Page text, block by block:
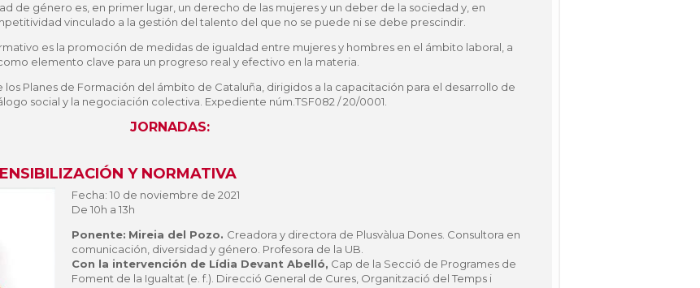
de género es, en primer lugar, un derecho de las mujeres y un deber de la sociedad y, en
vinculado a la gestión del talento del que no se puede ni se debe prescindir.
es la promoción de medidas de igualdad entre mujeres y hombres en el ámbito laboral, a
elemento clave para un progreso real y efectivo en la materia.
Planes de Formación del ámbito de Cataluña, dirigidos a la capacitación para el desarrollo de
social y la negociación colectiva. Expediente núm.TSF082 / 20/0001.
JORNADAS:
Y NORMATIVA
Fecha: 10 de noviembre de 2021
De 10h a 13h
Ponente: Mireia del Pozo. Creadora y directora de Plusvàlua Dones. Consultora en
comunicación, diversidad y género. Profesora de la UB.
Con la intervención de Lídia Devant Abelló, Cap de la Secció de Programes de
Foment de la Igualtat (e. f.). Direcció General de Cures, Organització del Temps i